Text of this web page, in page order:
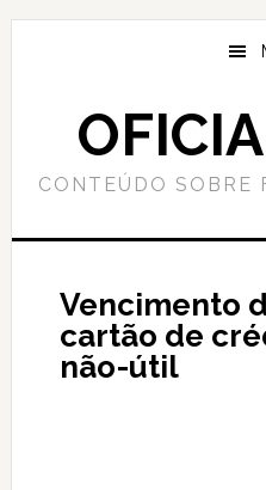
Skip
Skip
CONTEÚDO SOBRE
Vencimento
cartão de
não-útil